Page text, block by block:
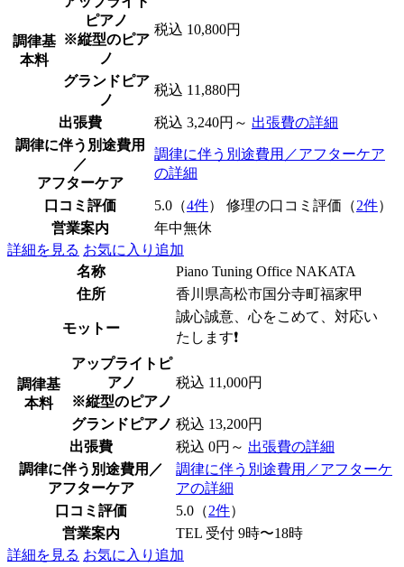
調律基
本料
ピアノ
※縦型のピア
ノ
税込 10,800円
グランドピア
ノ
税込 11,880円
出張費 税込 3,240円～ 出張費の詳細
調律に伴う別途費用
／
アフターケア
調律に伴う別途費用／アフターケア
の詳細
口コミ評価 5.0（4件） 修理の口コミ評価（2件）
営業案内
年中無休
詳細を見る お気に入り追加
名称
Piano Tuning Office NAKATA
住所
香川県高松市国分寺町福家甲
モットー
誠心誠意、心をこめて、対応い
たします❗️
調律基
本料
アップライトピ
アノ
※縦型のピアノ
税込 11,000円
グランドピアノ 税込 13,200円
出張費
税込 0円～ 出張費の詳細
調律に伴う別途費用／
アフターケア
調律に伴う別途費用／アフターケ
アの詳細
口コミ評価
5.0（2件）
営業案内
TEL 受付 9時〜18時
詳細を見る お気に入り追加